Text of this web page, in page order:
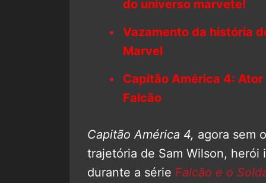
do universo marvete!
Vazamento da história
Marvel
Capitão América 4:
Falcão
Capitão América 4, agora sem
trajetória de Sam Wilson, herói
durante a série Falcão e o